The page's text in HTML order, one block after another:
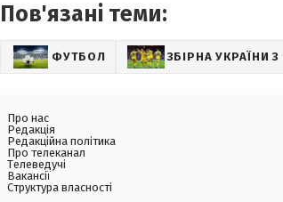
Пов'язані теми:
ФУТБОЛ ЗБІРНА УКРАЇНИ
Про нас
Редакція
Редакційна політика
Про телеканал
Телеведучі
Вакансії
Структура власності